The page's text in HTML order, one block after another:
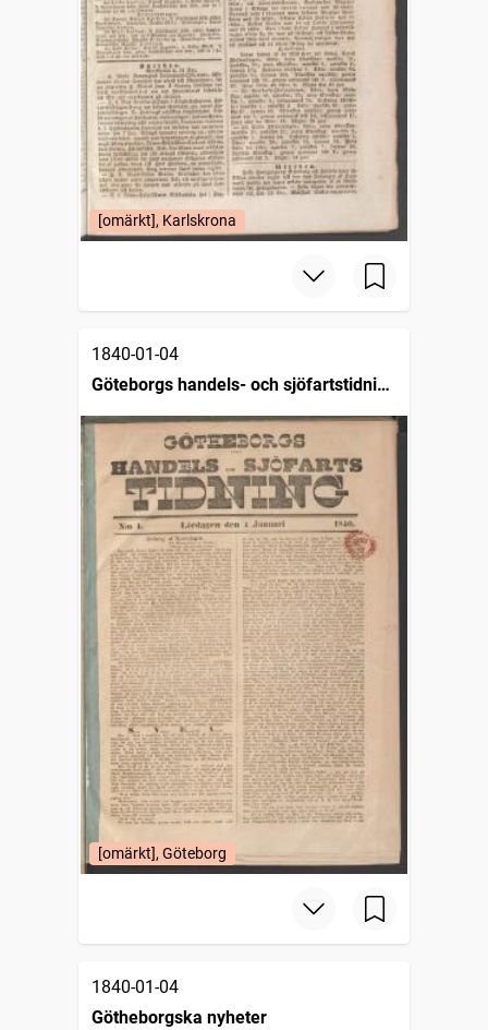
[omärkt], Karlskrona
1840-01-04
Göteborgs handels- och sjöfartstidning
(1832)
[omärkt], Göteborg
1840-01-04
Götheborgska nyheter